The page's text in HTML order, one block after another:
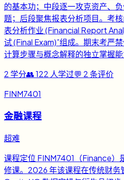
的基本功；中段逐一攻克资产、
题；后段聚焦报表分析项目。考
表分析作业 (Financial Report
试 (Final Exam)”组成。期末考严
计算步骤与概念解释的独立掌握能
2 学分👥122 人学过💬 2条评价
FINM7401
金融课程
超难
课程定位 FINM7401（Finance）
修课。2026 年该课程在传统财务